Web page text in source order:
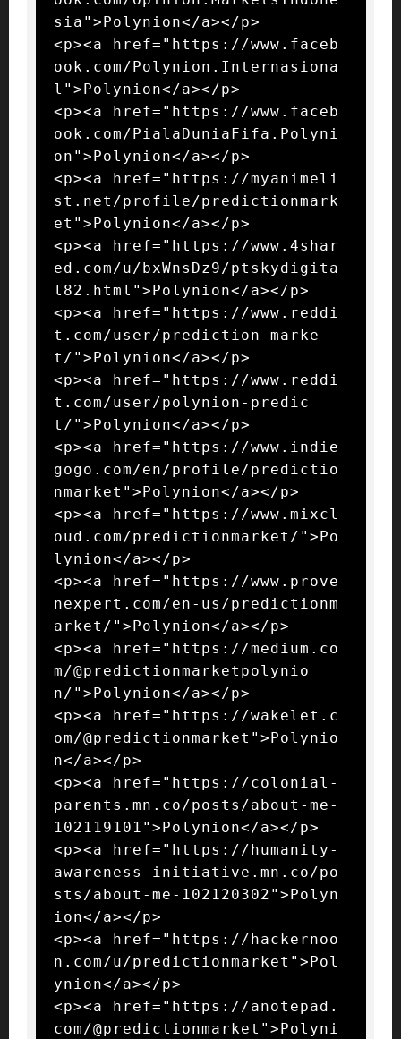
sia">Polynion</a></p>
<p><a href="https://www.faceb
ook.com/Polynion.Internasiona
l">Polynion</a></p>
<p><a href="https://www.faceb
ook.com/PialaDuniaFifa.Polyni
on">Polynion</a></p>
<p><a href="https://myanimeli
st.net/profile/predictionmark
et">Polynion</a></p>
<p><a href="https://www.4shar
ed.com/u/bxWnsDz9/ptskydigita
l82.html">Polynion</a></p>
<p><a href="https://www.reddi
t.com/user/prediction-marke
t/">Polynion</a></p>
<p><a href="https://www.reddi
t.com/user/polynion-predic
t/">Polynion</a></p>
<p><a href="https://www.indie
gogo.com/en/profile/predictio
nmarket">Polynion</a></p>
<p><a href="https://www.mixcl
oud.com/predictionmarket/">Po
lynion</a></p>
<p><a href="https://www.prove
nexpert.com/en-us/predictionm
arket/">Polynion</a></p>
<p><a href="https://medium.co
m/@predictionmarketpolynio
n/">Polynion</a></p>
<p><a href="https://wakelet.c
om/@predictionmarket">Polynio
n</a></p>
<p><a href="https://colonial-
parents.mn.co/posts/about-me-
102119101">Polynion</a></p>
<p><a href="https://humanity-
awareness-initiative.mn.co/po
sts/about-me-102120302">Polyn
ion</a></p>
<p><a href="https://hackernoo
n.com/u/predictionmarket">Pol
ynion</a></p>
<p><a href="https://anotepad.
com/@predictionmarket">Polyni